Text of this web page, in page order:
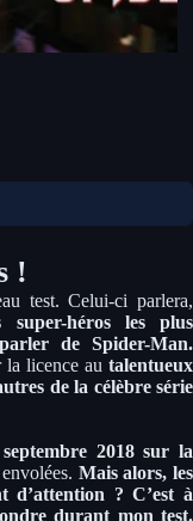
!
test. Celui-ci parlera,
super-héros les plus
de Spider-Man.
la licence au talentueux
de la célèbre série
2018 sur la
Mais alors, les
d’attention ? C’est à
durant mon test.